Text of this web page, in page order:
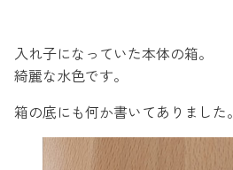
入れ子になっていた本体の箱。
綺麗な水色です。
箱の底にも何か書いてありました。